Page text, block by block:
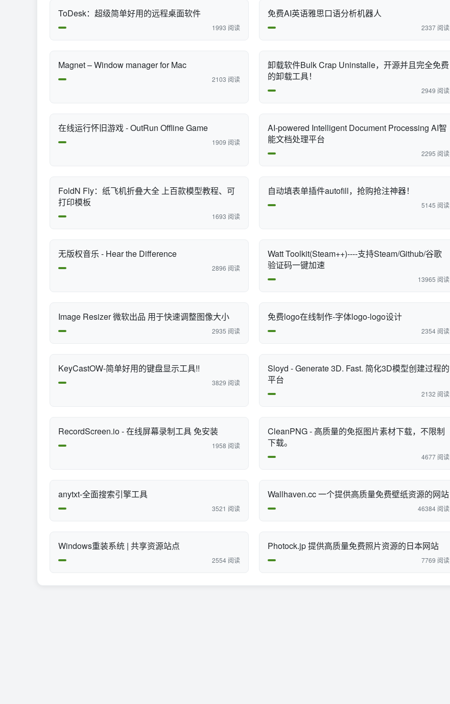
ToDesk：超级简单好用的远程桌面软件
1993 阅读
免费AI英语雅思口语分析机器人
2337 阅读
Magnet – Window manager for Mac
2103 阅读
卸载软件Bulk Crap Uninstalle，开源并且完全免费
的卸载工具！
2949 阅读
在线运行怀旧游戏 - OutRun Offline Game
1909 阅读
AI-powered Intelligent Document Processing AI智
能文档处理平台
2295 阅读
FoldN Fly：纸飞机折叠大全 上百款模型教程、可
打印模板
1693 阅读
自动填表单插件autofill，抢购抢注神器！
5145 阅读
无版权音乐 - Hear the Difference
2896 阅读
Watt Toolkit(Steam++)----支持Steam/Github/谷歌
验证码一键加速
13965 阅读
Image Resizer 微软出品 用于快速调整图像大小
2935 阅读
免费logo在线制作-字体logo-logo设计
2354 阅读
KeyCastOW-简单好用的键盘显示工具!!
3829 阅读
Sloyd - Generate 3D. Fast. 简化3D模型创建过程的
平台
2132 阅读
RecordScreen.io - 在线屏幕录制工具 免安装
1958 阅读
CleanPNG - 高质量的免抠图片素材下载，不限制
下载。
4677 阅读
anytxt-全面搜索引擎工具
3521 阅读
Wallhaven.cc 一个提供高质量免费壁纸资源的网站
46384 阅读
Windows重装系统 | 共享资源站点
2554 阅读
Photock.jp 提供高质量免费照片资源的日本网站
7769 阅读